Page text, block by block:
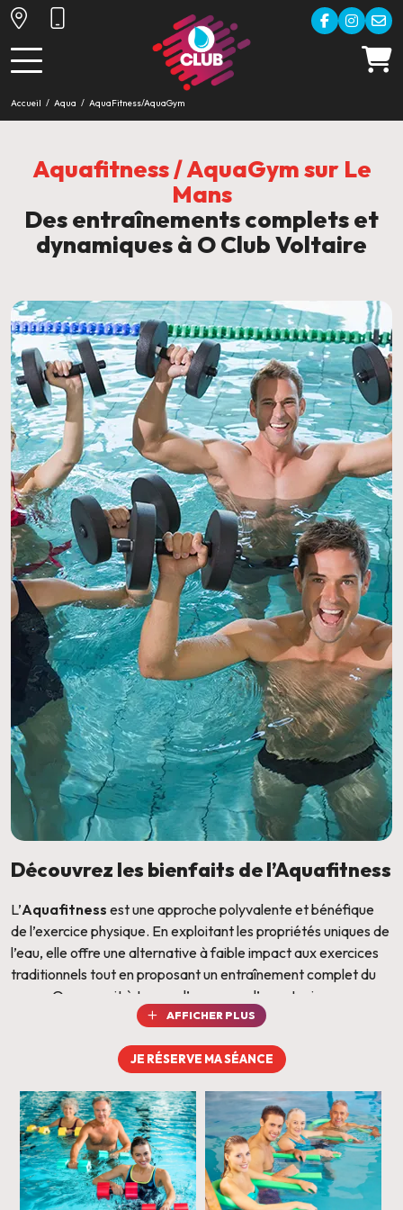
Accueil Aqua AquaFitness/AquaGym
Aquafitness / AquaGym sur Le
Mans
Des entraînements complets et
dynamiques à O Club Voltaire
Découvrez les bienfaits de l’Aquafitness
L’Aquafitness est une approchepolyvalenteetbénéfique
de l’exercice physique. En exploitant les propriétés uniques de
l’eau, elle offre une alternative à faible impact aux exercices
traditionnels tout en proposant un entraînement complet du
corps. Que ce soit à travers l’aquagym, l’aquatonic,
l’aquatraining ou encore l’utilisation d’équipements aquatiques
dynamiqueet ludique, adaptée à tous les
Plongez dans le monde rafraîchissant de l’Aquafitness auO
Club Voltaire Le Manset profitez d’un espace aquatique dédié
auxcours collectifs aquatiques , à l’AquaBikeet à la
balnéoavec sauna et hammam.
AFFICHER PLUS
JE RÉSERVE MA SÉANCE